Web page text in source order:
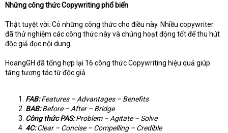
Những công thức Copywriting phổ biến
Thật tuyệt vời: Có những công thức cho điều này. Nhiều copywriter
đã thử nghiệm các công thức này và chúng hoạt động tốt để thu hút
độc giả đọc nội dung.
HoangGH đã tổng hợp lại 16 công thức Copywriting hiệu quả giúp
tăng tương tác từ độc giả
FAB:Features – Advantages – Benefits
BAB:Before – After – Bridge
Công thức PAS:Problem – Agitate – Solve
4C:Clear – Concise – Compelling – Credible